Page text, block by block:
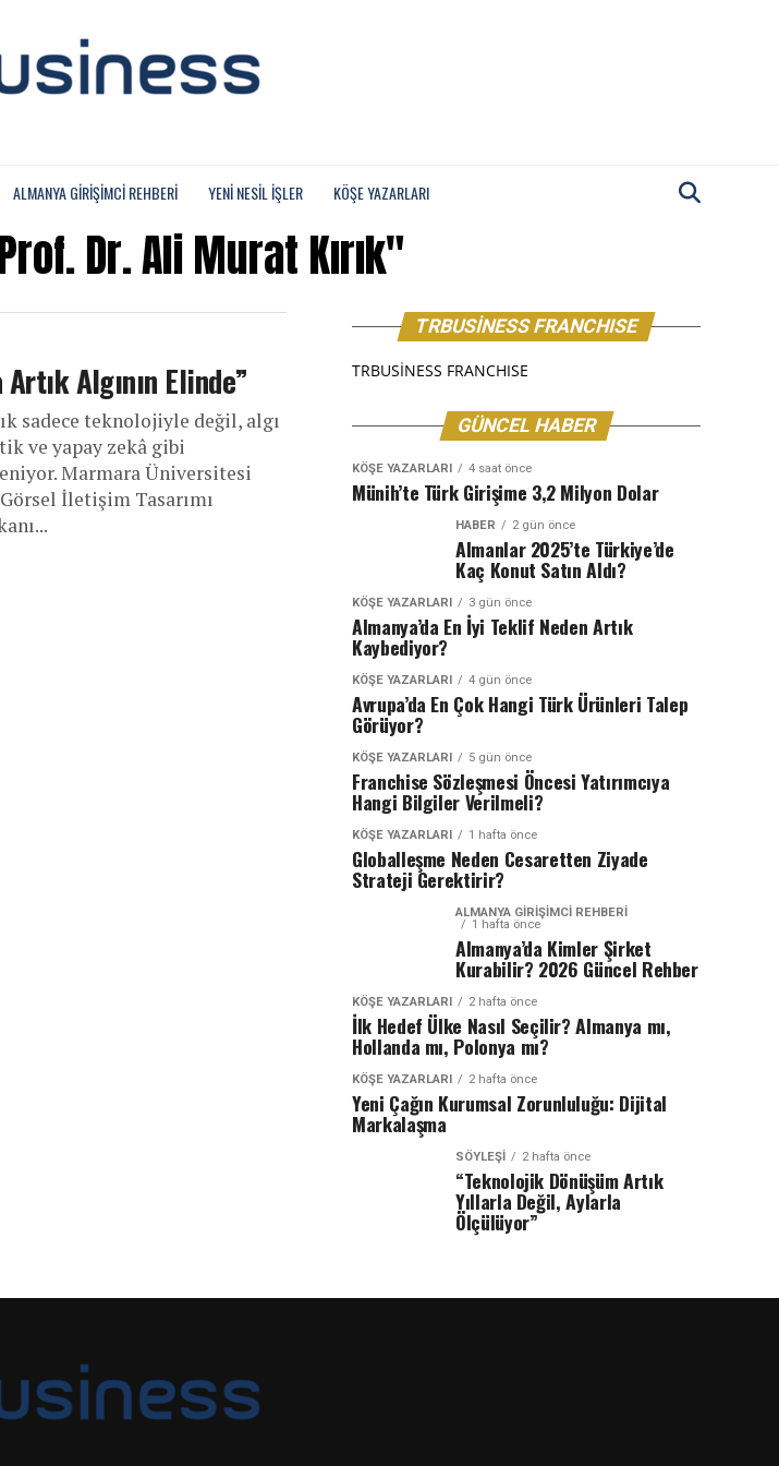
ALMANYA GIRIŞIMCI REHBERI YENI NESIL İŞLER KÖŞE YAZARLARI
Dr. Ali Murat Kırık"
Algının Elinde”
sadece teknolojiyle değil, algı
ve yapay zekâ gibi
Marmara Üniversitesi
İletişim Tasarımı
TRBUSİNESS FRANCHISE
TRBUSİNESS FRANCHISE
GÜNCEL HABER
KÖŞE YAZARLARI 4 saat önce
Münih’te Türk Girişime 3,2 Milyon Dolar
HABER 2 gün önce
Almanlar 2025’te Türkiye’de
Kaç Konut Satın Aldı?
KÖŞE YAZARLARI 3 gün önce
Almanya’da En İyi Teklif Neden Artık
Kaybediyor?
KÖŞE YAZARLARI 4 gün önce
Avrupa’da En Çok Hangi Türk Ürünleri Talep
Görüyor?
KÖŞE YAZARLARI 5 gün önce
Franchise Sözleşmesi Öncesi Yatırımcıya
Hangi Bilgiler Verilmeli?
KÖŞE YAZARLARI 1 hafta önce
Globalleşme Neden Cesaretten Ziyade
Strateji Gerektirir?
ALMANYA GIRIŞIMCI REHBERI
1 hafta önce
Almanya’da Kimler Şirket
Kurabilir? 2026 Güncel Rehber
KÖŞE YAZARLARI 2 hafta önce
İlk Hedef Ülke Nasıl Seçilir? Almanya mı,
Hollanda mı, Polonya mı?
KÖŞE YAZARLARI 2 hafta önce
Yeni Çağın Kurumsal Zorunluluğu: Dijital
Markalaşma
SÖYLEŞİ 2 hafta önce
“Teknolojik Dönüşüm Artık
Yıllarla Değil, Aylarla
Ölçülüyor”